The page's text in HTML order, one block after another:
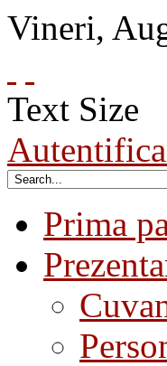
Vineri,
Text Size
Prima